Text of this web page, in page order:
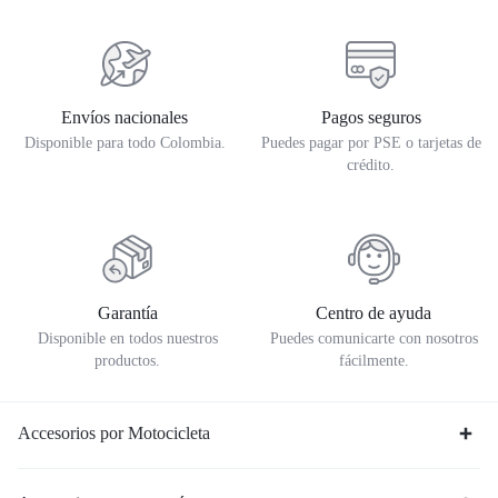
Envíos nacionales
Disponible para todo Colombia.
Pagos seguros
Puedes pagar por PSE o tarjetas de
crédito.
Garantía
Disponible en todos nuestros
productos.
Centro de ayuda
Puedes comunicarte con nosotros
fácilmente.
Accesorios por Motocicleta